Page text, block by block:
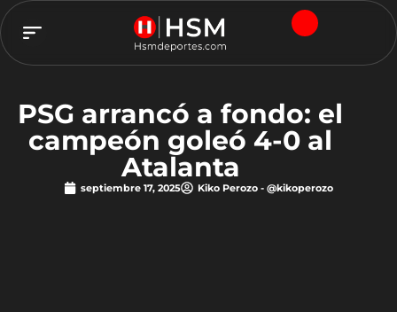
PSG arrancó a fondo: el
campeón goleó 4-0 al
Atalanta
septiembre 17, 2025 Kiko Perozo - @kikoperozo